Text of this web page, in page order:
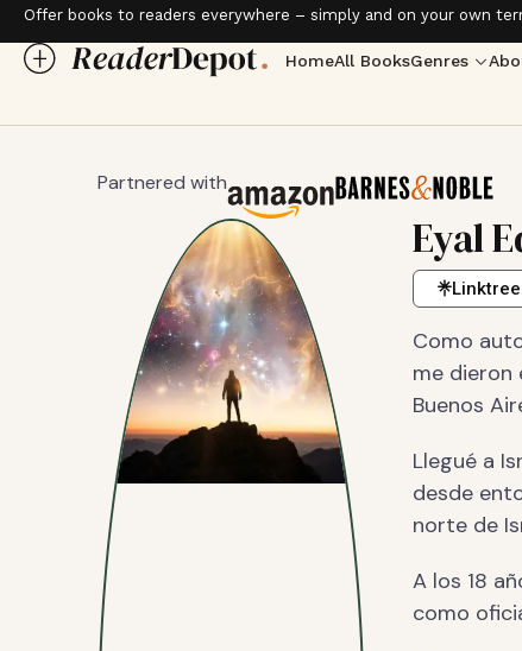
Offer books to readers everywhere – simply and on your own
HomeAll BooksGenres
Partnered with
Eyal
Linktree
Como
me dieron
Buenos
Llegué a
desde
norte de
A los 18
como